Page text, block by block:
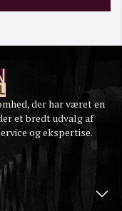
der har været en
et bredt udvalg af
og ekspertise.